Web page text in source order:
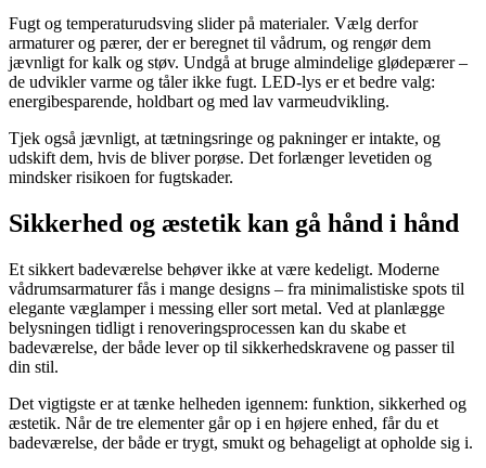
Fugt og temperaturudsving slider på materialer. Vælg derfor
armaturer og pærer, der er beregnet til vådrum, og rengør dem
jævnligt for kalk og støv. Undgå at bruge almindelige glødepærer –
de udvikler varme og tåler ikke fugt. LED-lys er et bedre valg:
energibesparende, holdbart og med lav varmeudvikling.
Tjek også jævnligt, at tætningsringe og pakninger er intakte, og
udskift dem, hvis de bliver porøse. Det forlænger levetiden og
mindsker risikoen for fugtskader.
Sikkerhed og æstetik kan gå hånd i hånd
Et sikkert badeværelse behøver ikke at være kedeligt. Moderne
vådrumsarmaturer fås i mange designs – fra minimalistiske spots til
elegante væglamper i messing eller sort metal. Ved at planlægge
belysningen tidligt i renoveringsprocessen kan du skabe et
badeværelse, der både lever op til sikkerhedskravene og passer til
din stil.
Det vigtigste er at tænke helheden igennem: funktion, sikkerhed og
æstetik. Når de tre elementer går op i en højere enhed, får du et
badeværelse, der både er trygt, smukt og behageligt at opholde sig i.